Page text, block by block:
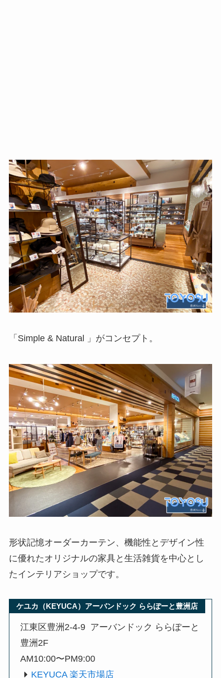
「Simple & Natural 」がコンセプト。
形状記憶オーダーカーテン、機能性とデザイン性
に優れたオリジナルの家具と生活雑貨を中心とし
たインテリアショップです。
ケユカ（KEYUCA）アーバンドック ららぽーと豊洲店
江東区豊洲2-4-9 アーバンドック ららぽーと
豊洲2F
AM10:00〜PM9:00
KEYUCA 楽天市場店